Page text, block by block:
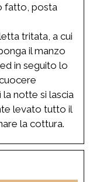
fatto, posta
tritata, a cui
il manzo
in seguito lo
notte si lascia
levato tutto il
la cottura.